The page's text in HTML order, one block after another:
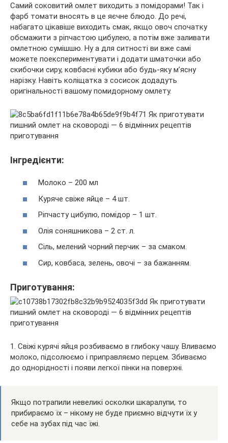
Самий соковитий омлет виходить з помідорами! Так і
фарб томати вносять в це яєчне блюдо. До речі,
набагато цікавіше виходить смак, якщо овоч спочатку
обсмажити з ріпчастою цибулею, а потім вже заливати
омлетною сумішшю. Ну а для ситності ви вже самі
можете поекспериментувати і додати шматочки або
скибочки сиру, ковбасні кубики або будь-яку м’ясну
нарізку. Навіть коліщатка з сосисок додадуть
оригінальності вашому помидорному омлету.
Інгредієнти:
Молоко – 200 мл
Куряче свіже яйце – 4 шт.
Ріпчасту цибулю, помідор – 1 шт.
Олія соняшникова – 2 ст. л.
Сіль, мелений чорний перчик – за смаком.
Сир, ковбаса, зелень, овочі – за бажанням.
Приготування:
1. Свіжі курячі яйця розбиваємо в глибоку чашу. Вливаємо
молоко, підсолюємо і приправляємо перцем. Збиваємо
до однорідності і появи легкої пінки на поверхні.
Якщо потрапили невеликі осколки шкаралупи, то
прибираємо їх – нікому не буде приємно відчути їх у
себе на зубах під час їжі.